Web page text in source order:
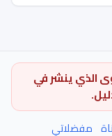
الذي ينشر في
مفضلاتي